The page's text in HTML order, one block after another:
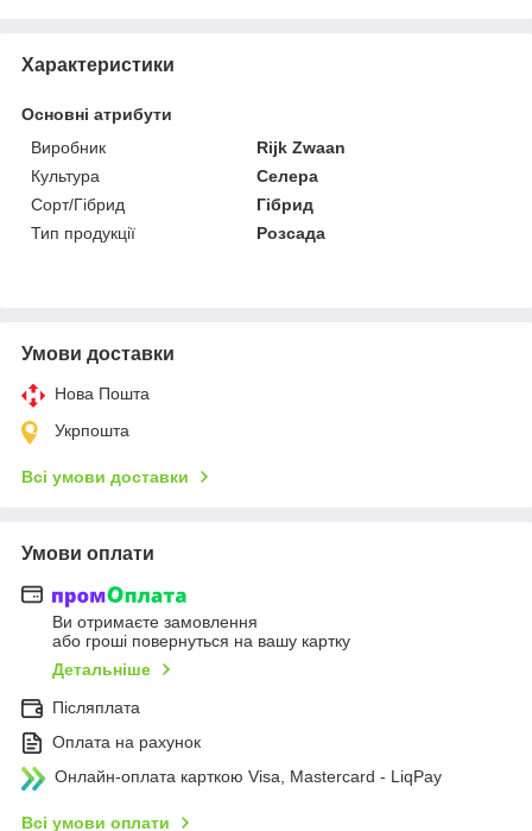
Характеристики
Основні атрибути
Виробник
Rijk Zwaan
Культура
Селера
Сорт/Гібрид
Гібрид
Тип продукції
Розсада
Умови доставки
Нова Пошта
Укрпошта
Всі умови доставки
Умови оплати
Ви отримаєте замовлення
або гроші повернуться на вашу картку
Детальніше
Післяплата
Оплата на рахунок
Онлайн-оплата карткою Visa, Mastercard - LiqPay
Всі умови оплати